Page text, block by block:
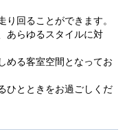
回ることができます。
あらゆるスタイルに対
める客室空間となってお
ひとときをお過ごしくだ